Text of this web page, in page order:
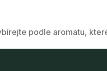
podle aromatu,